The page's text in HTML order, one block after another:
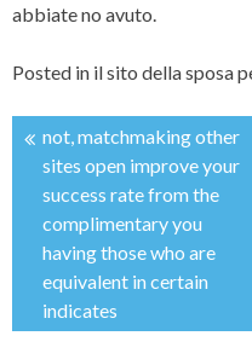
abbiate no avuto.
Posted in il sito della sposa
投
稿
ナ
ビ
not, matchmaking other
sites open improve your
success rate from the
complimentary you
having those who are
equivalent in certain
indicates